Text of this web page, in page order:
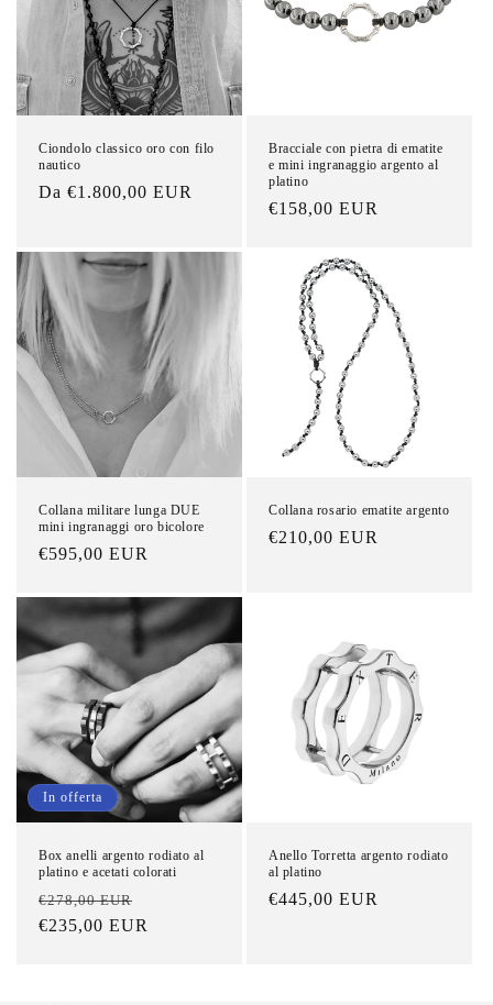
Ciondolo classico oro con filo
nautico
Prezzo
Da €1.800,00 EUR
Bracciale con pietra di ematite
e mini ingranaggio argento al
platino
Prezzo
€158,00 EUR
Collana militare lunga DUE
mini ingranaggi oro bicolore
Prezzo
listino
€595,00 EUR
Collana rosario ematite argento
Prezzo
€210,00 EUR
In offerta
Box anelli argento rodiato al
platino e acetati colorati
Prezzo
di
€278,00 EUR
scontato
€235,00 EUR
Anello Torretta argento rodiato
al platino
Prezzo
€445,00 EUR